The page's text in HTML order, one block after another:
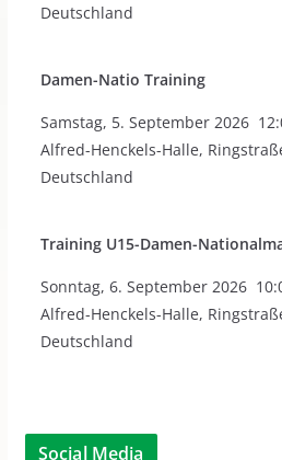
Deutschland
Damen-Natio Training
Samstag, 5. September 2026
Alfred-Henckels-Halle,
Deutschland
Training U15-Damen-
Sonntag, 6. September 2026
Alfred-Henckels-Halle,
Deutschland
Social Media